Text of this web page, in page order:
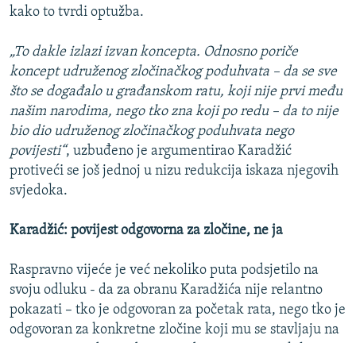
kako to tvrdi optužba.
„To dakle izlazi izvan koncepta. Odnosno poriče
koncept udruženog zločinačkog poduhvata – da se sve
što se događalo u građanskom ratu, koji nije prvi među
našim narodima, nego tko zna koji po redu – da to nije
bio dio udruženog zločinačkog poduhvata nego
povijesti“, uzbuđeno je argumentirao Karadžić
protiveći se još jednoj u nizu redukcija iskaza njegovih
svjedoka.
Karadžić: povijest odgovorna za zločine, ne ja
Raspravno vijeće je već nekoliko puta podsjetilo na
svoju odluku - da za obranu Karadžića nije relantno
pokazati – tko je odgovoran za početak rata, nego tko je
odgovoran za konkretne zločine koji mu se stavljaju na